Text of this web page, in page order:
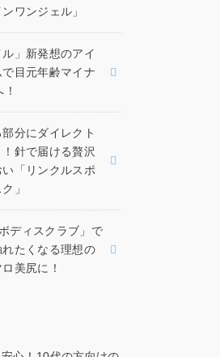
ンワンジェル」
ル」新発想のアイ
で目元年齢マイナ
分にダイレクト
針で届ける贅沢
い「リンクルスポ
ク」
ディスクラブ」で
たくなる理想の
ロ美尻に！